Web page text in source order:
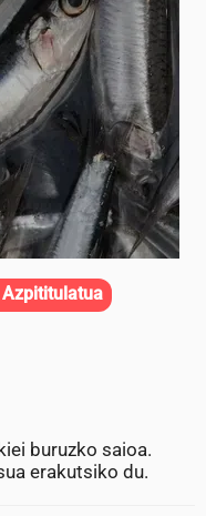
buruzko saioa.
erakutsiko du.
Azpititulatua